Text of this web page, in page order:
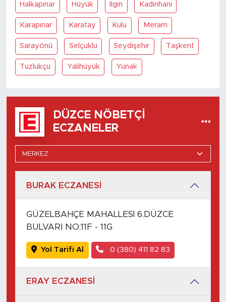
Halkapınar Hüyük Ilgın Kadınhanı
Karapınar Karatay Kulu Meram
Sarayönü Selçuklu Seydişehir Taşkent
Tuzlukçu Yalıhüyük Yunak
DÜZCE NÖBETÇI
ECZANELER
BURAK ECZANESİ
GÜZELBAHÇE MAHALLESİ 6.DÜZCE
BULVARI NO:11F - 11G
Yol Tarifi Al 0 (380) 411 82 83
ERAY ECZANESİ